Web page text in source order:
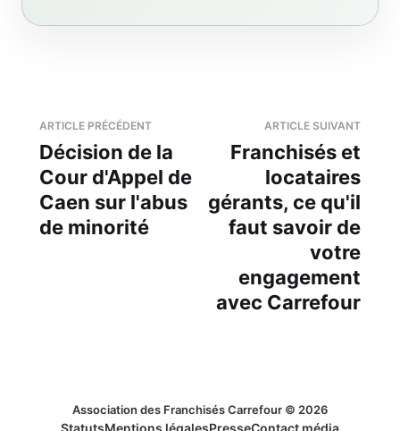
ARTICLE PRÉCÉDENT
Décision de la
Cour d'Appel de
Caen sur l'abus
de minorité
ARTICLE SUIVANT
Franchisés et
locataires
gérants, ce qu'il
faut savoir de
votre
engagement
avec Carrefour
Association des Franchisés Carrefour © 2026
StatutsMentions légalesPresseContact média